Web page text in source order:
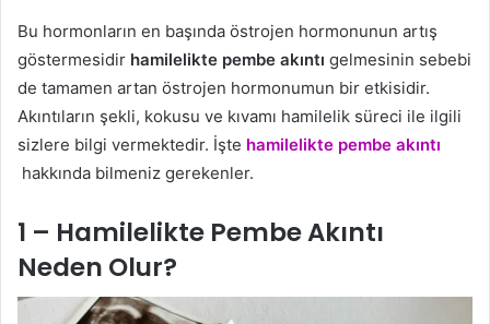
Bu hormonların en başında östrojen hormonunun artış
göstermesidir hamilelikte pembe akıntı gelmesinin sebebi
de tamamen artan östrojen hormonumun bir etkisidir.
Akıntıların şekli, kokusu ve kıvamı hamilelik süreci ile ilgili
sizlere bilgi vermektedir. İşte hamilelikte pembe akıntı
hakkında bilmeniz gerekenler.
1 – Hamilelikte Pembe Akıntı
Neden Olur?